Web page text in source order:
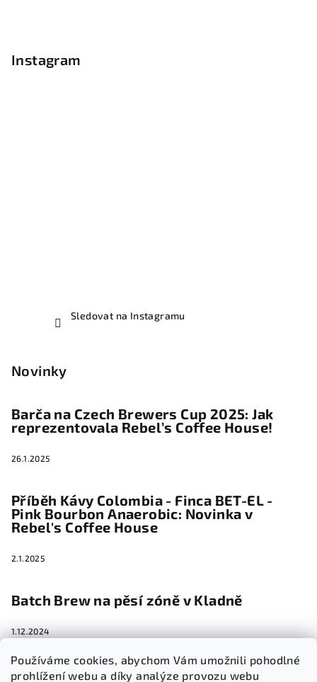
Používáme cookies, abychom Vám umožnili pohodlné
prohlížení webu a díky analýze provozu webu
Instagram
Sledovat na Instagramu
Novinky
Barča na Czech Brewers Cup 2025: Jak
reprezentovala Rebel’s Coffee House!
26.1.2025
Příběh Kávy Colombia - Finca BET-EL -
Pink Bourbon Anaerobic: Novinka v
Rebel's Coffee House
2.1.2025
Batch Brew na pěsí zóně v Kladně
1.12.2024